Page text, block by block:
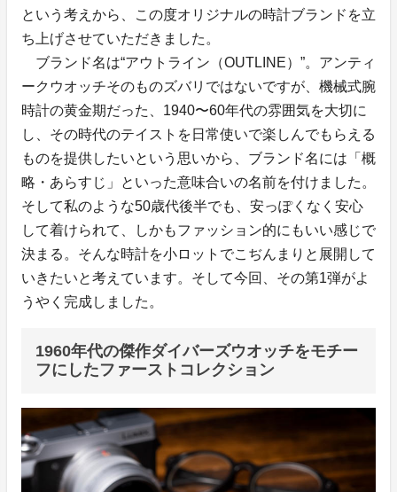
という考えから、この度オリジナルの時計ブランドを立
ち上げさせていただきました。
ブランド名は“アウトライン（OUTLINE）”。アンティ
ークウオッチそのものズバリではないですが、機械式腕
時計の黄金期だった、1940〜60年代の雰囲気を大切に
し、その時代のテイストを日常使いで楽しんでもらえる
ものを提供したいという思いから、ブランド名には「概
略・あらすじ」といった意味合いの名前を付けました。
そして私のような50歳代後半でも、安っぽくなく安心
して着けられて、しかもファッション的にもいい感じで
決まる。そんな時計を小ロットでこぢんまりと展開して
いきたいと考えています。そして今回、その第1弾がよ
うやく完成しました。
1960年代の傑作ダイバーズウオッチをモチー
フにしたファーストコレクション